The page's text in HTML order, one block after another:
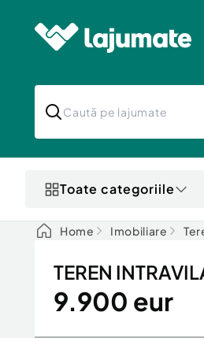
Toate categoriile
Home Imobiliare
TEREN
9.900 eur